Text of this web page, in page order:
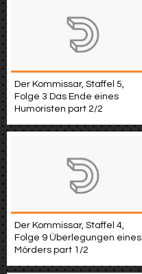
Der Kommissar, Staffel 5,
Folge 3 Das Ende eines
Humoristen part 2/2
Der Kommissar, Staffel 4,
Folge 9 Überlegungen eines
Mörders part 1/2